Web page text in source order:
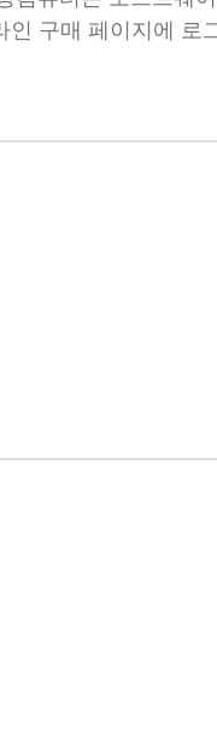
구매 페이지에 로